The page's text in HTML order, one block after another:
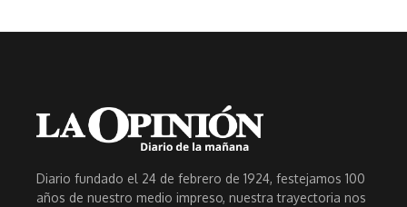
Diario fundado el 24 de febrero de 1924, festejamos 100
años de nuestro medio impreso, nuestra trayectoria nos